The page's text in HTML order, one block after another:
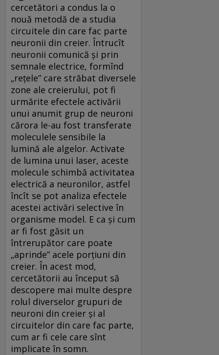
cercetători a condus la o
nouă metodă de a studia
circuitele din care fac parte
neuronii din creier. Întrucît
neuronii comunică și prin
semnale electrice, formînd
„rețele” care străbat diversele
zone ale creierului, pot fi
urmărite efectele activării
unui anumit grup de neuroni
cărora le-au fost transferate
moleculele sensibile la
lumină ale algelor. Activate
de lumina unui laser, aceste
molecule schimbă activitatea
electrică a neuronilor, astfel
încît se pot analiza efectele
acestei activări selective în
organisme model. E ca și cum
ar fi fost găsit un
întrerupător care poate
„aprinde” acele porțiuni din
creier. În acest mod,
cercetătorii au început să
descopere mai multe despre
rolul diverselor grupuri de
neuroni din creier și al
circuitelor din care fac parte,
cum ar fi cele care sînt
implicate în somn.